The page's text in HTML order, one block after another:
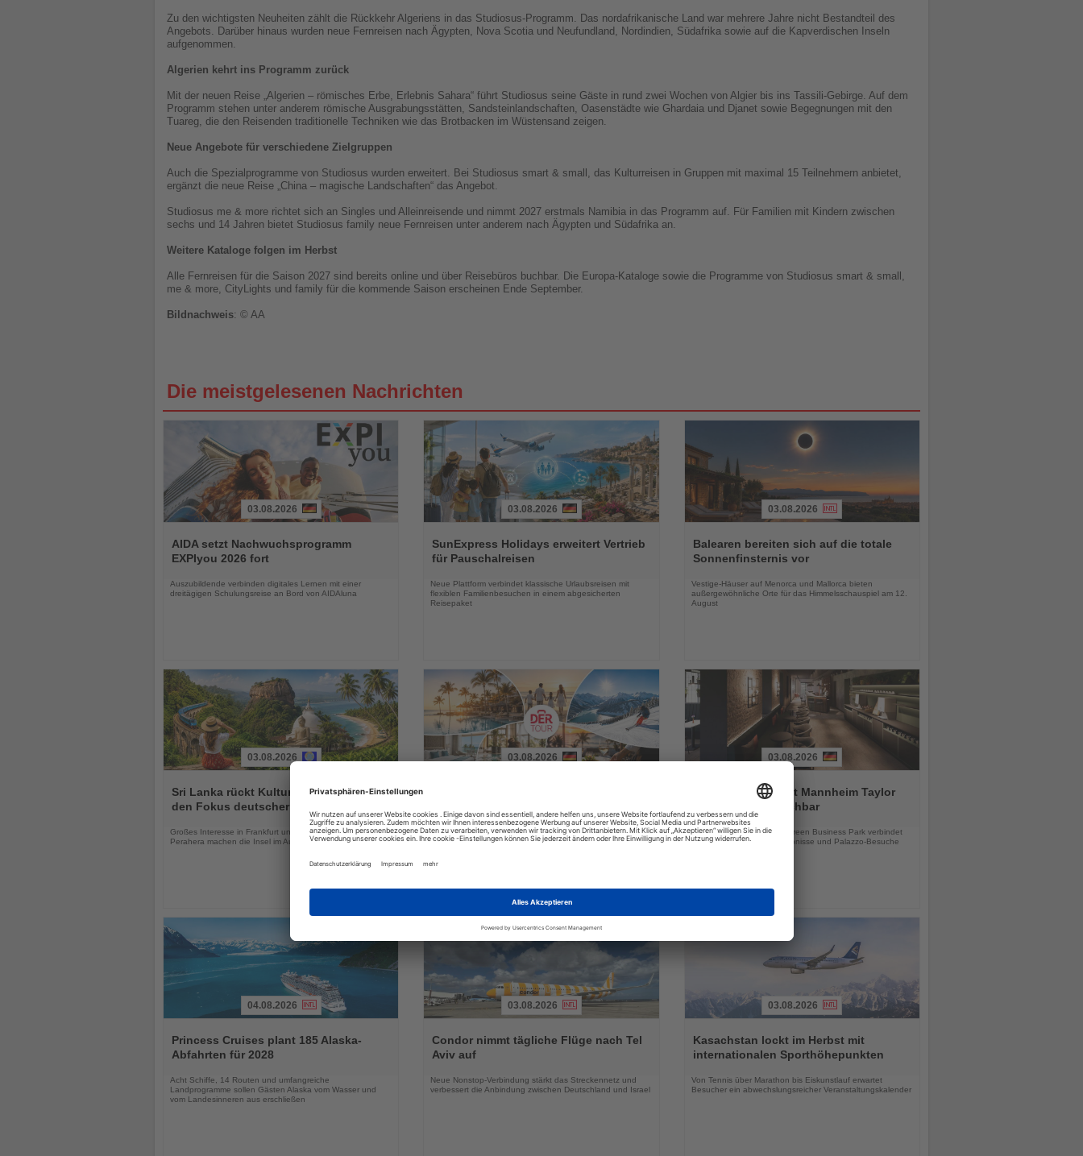
Zu den wichtigsten Neuheiten zählt die Rückkehr Algeriens in das Studiosus-Programm. Das nordafrikanische Land war mehrere Jahre nicht Bestandteil des
Angebots. Darüber hinaus wurden neue Fernreisen nach Ägypten, Nova Scotia und Neufundland, Nordindien, Südafrika sowie auf die Kapverdischen Inseln
aufgenommen.
Algerien kehrt ins Programm zurück
Mit der neuen Reise „Algerien – römisches Erbe, Erlebnis Sahara“ führt Studiosus seine Gäste in rund zwei Wochen von Algier bis ins Tassili-Gebirge. Auf dem
Programm stehen unter anderem römische Ausgrabungsstätten, Sandsteinlandschaften, Oasenstädte wie Ghardaia und Djanet sowie Begegnungen mit den
Tuareg, die den Reisenden traditionelle Techniken wie das Brotbacken im Wüstensand zeigen.
Neue Angebote für verschiedene Zielgruppen
Auch die Spezialprogramme von Studiosus wurden erweitert. Bei Studiosus smart & small, das Kulturreisen in Gruppen mit maximal 15 Teilnehmern anbietet,
ergänzt die neue Reise „China – magische Landschaften“ das Angebot.
Studiosus me & more richtet sich an Singles und Alleinreisende und nimmt 2027 erstmals Namibia in das Programm auf. Für Familien mit Kindern zwischen
sechs und 14 Jahren bietet Studiosus family neue Fernreisen unter anderem nach Ägypten und Südafrika an.
Weitere Kataloge folgen im Herbst
Alle Fernreisen für die Saison 2027 sind bereits online und über Reisebüros buchbar. Die Europa-Kataloge sowie die Programme von Studiosus smart & small,
me & more, CityLights und family für die kommende Saison erscheinen Ende September.
Bildnachweis: © AA
Die meistgelesenen Nachrichten
Sie
die
Nachrichten
03.08.2026
AIDA setzt Nachwuchsprogramm
EXPIyou 2026 fort
Auszubildende verbinden digitales Lernen mit einer
dreitägigen Schulungsreise an Bord von AIDAluna
Sie
die
03.08.2026
SunExpress Holidays erweitert Vertrieb
für Pauschalreisen
Neue Plattform verbindet klassische Urlaubsreisen mit
flexiblen Familienbesuchen in einem abgesicherten
Reisepaket
Sie
die
03.08.2026
Balearen bereiten sich auf die totale
Sonnenfinsternis vor
Vestige-Häuser auf Menorca und Mallorca bieten
außergewöhnliche Orte für das Himmelsschauspiel am 12.
August
Sie
die
03.08.2026
Sri Lanka rückt Kultur und Vielfalt in
den Fokus deutscher Urlauber
Großes Interesse in Frankfurt und das Kandy Esala
Perahera machen die Insel im August besonders attraktiv
Nachrichten
03.08.2026
Neue Hotels, innovative Konzepte und zusätzliche
Erlebnisse erweitern das Markenportfolio für die
Nachrichten
03.08.2026
Essential by Dorint Mannheim Taylor
Park ab sofort buchbar
Das neue Hotel im Taylor Green Business Park verbindet
Geschäftsreisen, Stadterlebnisse und Palazzo-Besuche
Sie
die
04.08.2026
Princess Cruises plant 185 Alaska-
Abfahrten für 2028
Acht Schiffe, 14 Routen und umfangreiche
Landprogramme sollen Gästen Alaska vom Wasser und
vom Landesinneren aus erschließen
Sie
die
03.08.2026
Condor nimmt tägliche Flüge nach Tel
Aviv auf
Neue Nonstop-Verbindung stärkt das Streckennetz und
verbessert die Anbindung zwischen Deutschland und Israel
Sie
die
03.08.2026
Kasachstan lockt im Herbst mit
internationalen Sporthöhepunkten
Von Tennis über Marathon bis Eiskunstlauf erwartet
Besucher ein abwechslungsreicher Veranstaltungskalender